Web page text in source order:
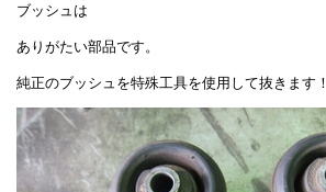
ブッシュは
ありがたい部品です。
純正のブッシュを特殊工具を使用して抜きます！